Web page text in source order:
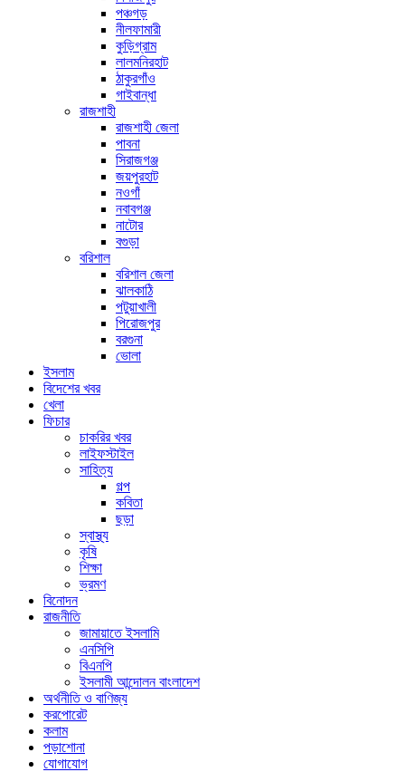
পঞ্চগড়
নীলফামারী
কুড়িগ্রাম
লালমনিরহাট
ঠাকুরগাঁও
গাইবান্ধা
রাজশাহী
রাজশাহী জেলা
পাবনা
সিরাজগঞ্জ
জয়পুরহাট
নওগাঁ
নবাবগঞ্জ
নাটোর
বগুড়া
বরিশাল
বরিশাল জেলা
ঝালকাঠি
পটুয়াখালী
পিরোজপুর
বরগুনা
ভোলা
ইসলাম
বিদেশের খবর
খেলা
ফিচার
চাকরির খবর
লাইফস্টাইল
সাহিত্য
গল্প
কবিতা
ছড়া
স্বাস্থ্য
কৃষি
শিক্ষা
ভ্রমণ
বিনোদন
রাজনীতি
জামায়াতে ইসলামি
এনসিপি
বিএনপি
ইসলামী আন্দোলন বাংলাদেশ
অর্থনীতি ও বাণিজ্য
করপোরেট
কলাম
পড়াশোনা
যোগাযোগ